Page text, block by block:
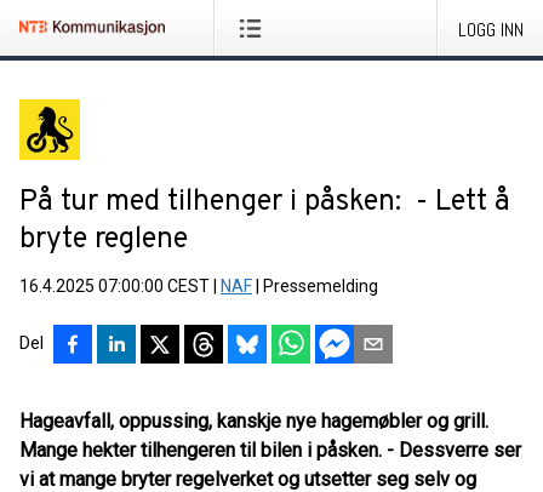
LOGG INN
På tur med tilhenger i påsken: - Lett å
bryte reglene
16.4.2025 07:00:00 CEST NAF Pressemelding
Del
Hageavfall, oppussing, kanskje nye hagemøbler og grill.
Mange hekter tilhengeren til bilen i påsken. - Dessverre ser
vi at mange bryter regelverket og utsetter seg selv og